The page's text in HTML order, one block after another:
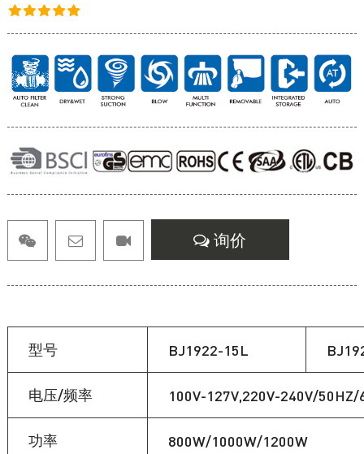
询价
型号 BJ1922-15L
电压/频率 100V-127V,220V-240V/50HZ/
功率 800W/1000W/1200W